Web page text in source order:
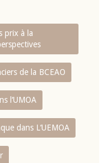
prix à la
de la BCEAO
l‘UMOA
dans L‘UEMOA